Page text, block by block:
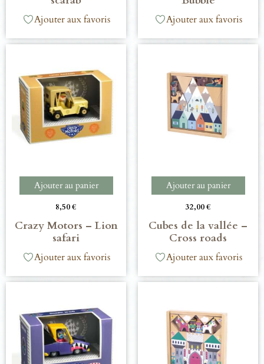
Ajouter aux favoris Ajouter aux favoris
Ajouter au panier
8,50€
Crazy Motors – Lion
safari
Ajouter aux favoris
Ajouter au panier
32,00€
Cubes de la vallée –
Cross roads
Ajouter aux favoris